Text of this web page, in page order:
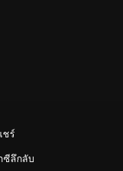
ชร์
ซีลึกลับ